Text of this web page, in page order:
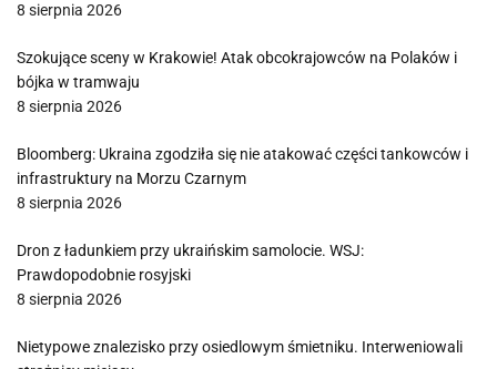
8 sierpnia 2026
Szokujące sceny w Krakowie! Atak obcokrajowców na Polaków i
bójka w tramwaju
8 sierpnia 2026
Bloomberg: Ukraina zgodziła się nie atakować części tankowców i
infrastruktury na Morzu Czarnym
8 sierpnia 2026
Dron z ładunkiem przy ukraińskim samolocie. WSJ:
Prawdopodobnie rosyjski
8 sierpnia 2026
Nietypowe znalezisko przy osiedlowym śmietniku. Interweniowali